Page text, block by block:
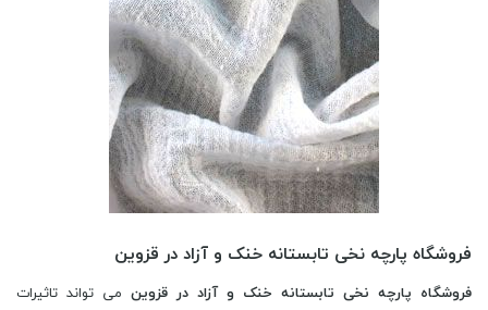
فروشگاه پارچه نخی تابستانه خنک و آزاد در قزوین
فروشگاه پارچه نخی تابستانه خنک و آزاد در قزوین می تواند تاثیرات